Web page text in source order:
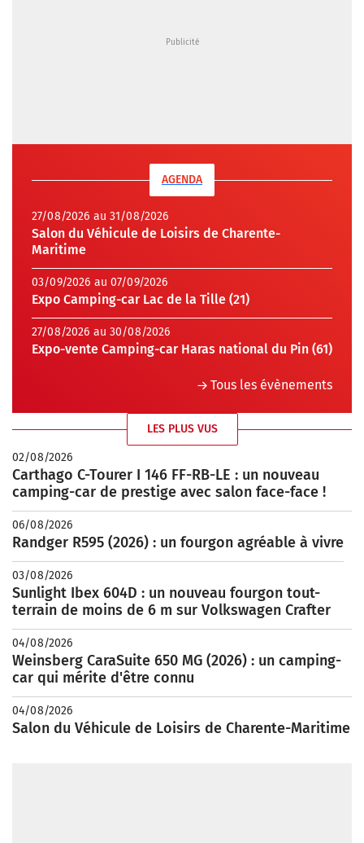
AGENDA
27/08/2026 au 31/08/2026
Salon du Véhicule de Loisirs de Charente-
Maritime
03/09/2026 au 07/09/2026
Expo Camping-car Lac de la Tille (21)
27/08/2026 au 30/08/2026
Expo-vente Camping-car Haras national du Pin (61)
Tous les évènements
LES PLUS VUS
02/08/2026
Carthago C-Tourer I 146 FF-RB-LE : un nouveau
camping-car de prestige avec salon face-face !
06/08/2026
Randger R595 (2026) : un fourgon agréable à vivre
03/08/2026
Sunlight Ibex 604D : un nouveau fourgon tout-
terrain de moins de 6 m sur Volkswagen Crafter
04/08/2026
Weinsberg CaraSuite 650 MG (2026) : un camping-
car qui mérite d'être connu
04/08/2026
Salon du Véhicule de Loisirs de Charente-Maritime